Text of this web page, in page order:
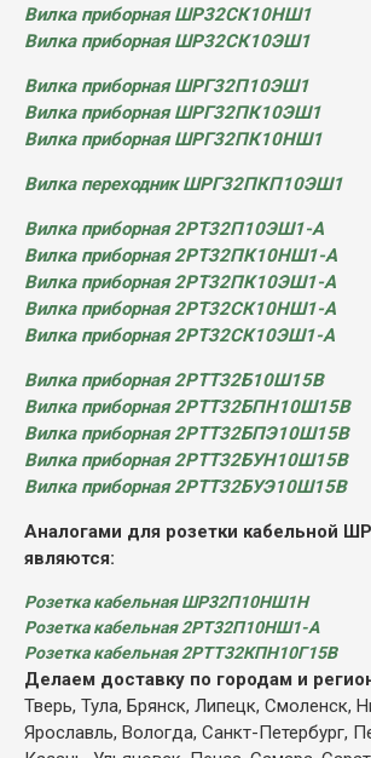
Вилка приборная ШР32СК10НШ1
Вилка приборная ШР32СК10ЭШ1
Вилка приборная ШРГ32П10ЭШ1
Вилка приборная ШРГ32ПК10ЭШ1
Вилка приборная ШРГ32ПК10НШ1
Вилка переходник ШРГ32ПКП10ЭШ1
Вилка приборная 2РТ32П10ЭШ1-А
Вилка приборная 2РТ32ПК10НШ1-А
Вилка приборная 2РТ32ПК10ЭШ1-А
Вилка приборная 2РТ32СК10НШ1-А
Вилка приборная 2РТ32СК10ЭШ1-А
Вилка приборная 2РТТ32Б10Ш15В
Вилка приборная 2РТТ32БПН10Ш15В
Вилка приборная 2РТТ32БПЭ10Ш15В
Вилка приборная 2РТТ32БУН10Ш15В
Вилка приборная 2РТТ32БУЭ10Ш15В
Аналогами для розетки кабельной
являются:
Розетка кабельная ШР32П10НШ1Н
Розетка кабельная 2РТ32П10НШ1-А
Розетка кабельная 2РТТ32КПН10Г15В
Делаем доставку по городам и
Тверь, Тула, Брянск, Липецк, Смоленск,
Ярославль, Вологда, Санкт-Петербург,